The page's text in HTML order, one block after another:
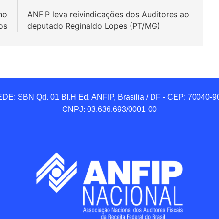
ANFIP leva reivindicações dos Auditores ao
deputado Reginaldo Lopes (PT/MG)
SBN Qd. 01 BI.H Ed. ANFIP, Brasilia / DF - CEP: 70040-
CNPJ: 03.636.693/0001-00